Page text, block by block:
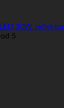
LED 30W
od 5